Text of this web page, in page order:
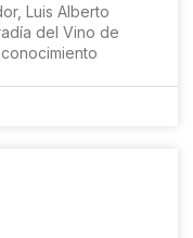
Luis Alberto
del Vino de